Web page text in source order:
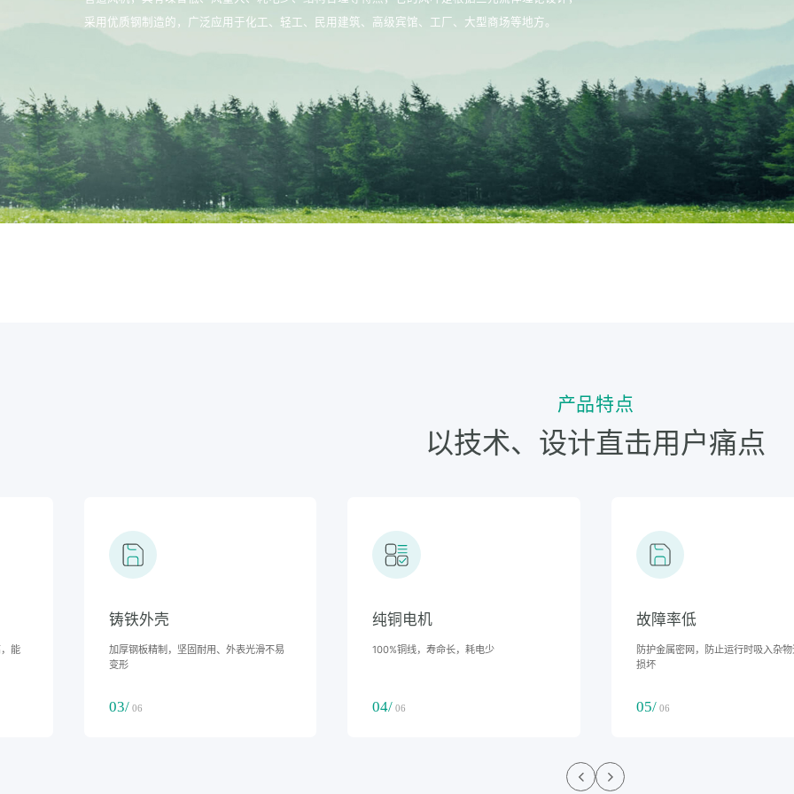
采用优质钢制造的，广泛应用于化工、轻工、民用建筑、高级宾馆、工厂、大型商场等地方。
产品特点
以技术、设计直击用户痛点
能
铸铁外壳
加厚钢板精制，坚固耐用、外表光滑不易
变形
03/ 06
纯铜电机
100%铜线，寿命长，耗电少
04/ 06
故障率低
防护金属密网，防止运行时吸入杂
损坏
05/ 06